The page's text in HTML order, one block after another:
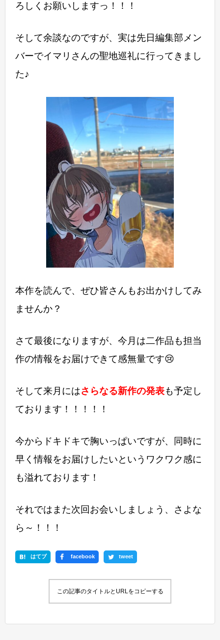
ろしくお願いしますっ！！！
そして余談なのですが、 実は先日編集部メン
バーでイマリさんの聖地巡礼に行ってきまし
た♪
本作を読んで、ぜひ皆さんもお出かけしてみ
ませんか？
さて最後になりますが、今月は二作品も担当
作の情報をお届けできて感無量です😢
そして来月にはさらなる新作の発表も予定し
ております！！！！！
今からドキドキで胸いっぱいですが、同時に
早く情報をお届けしたいというワクワク感に
も溢れております！
それではまた次回お会いしましょう、さよな
ら～！！！
はてブ facebook tweet
この記事のタイトルとURLをコピーする